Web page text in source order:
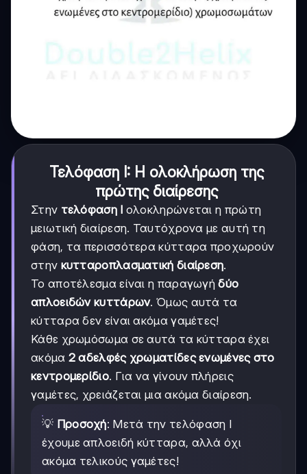
Τελόφαση Ι: Η ολοκλήρωση της
πρώτης διαίρεσης
Στην τελόφαση Ι ολοκληρώνεται η πρώτη
μειωτική διαίρεση. Ταυτόχρονα με αυτή τη
φάση, τα περισσότερα κύτταρα προχωρούν
στην κυτταροπλασματική διαίρεση.
Το αποτέλεσμα είναι η παραγωγήδύο
απλοειδών κυττάρων. Όμως αυτά τα
κύτταρα δεν είναι ακόμα γαμέτες!
Κάθε χρωμόσωμα σε αυτά τα κύτταρα έχει
ακόμα 2 αδελφές χρωματίδες ενωμένες στο
κεντρομερίδιο. Για να γίνουν πλήρεις
γαμέτες, χρειάζεται μια ακόμα διαίρεση.
💡 Προσοχή: Μετά την τελόφαση Ι
έχουμε απλοειδή κύτταρα, αλλά όχι
ακόμα τελικούς γαμέτες!